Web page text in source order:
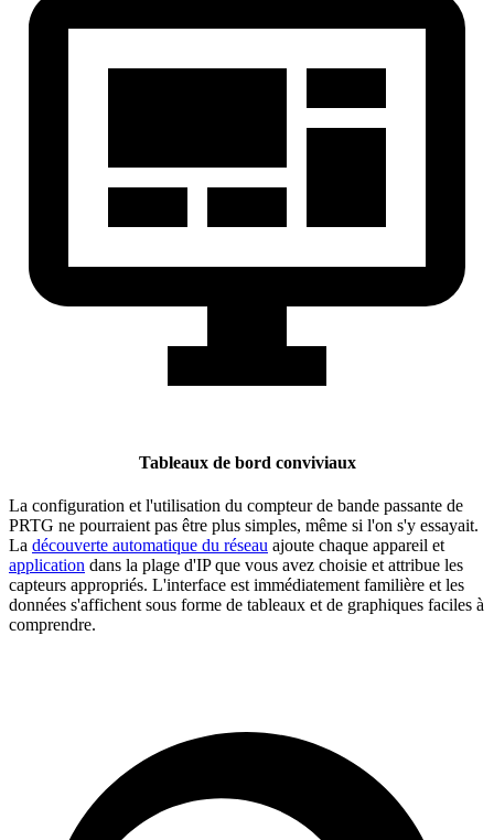
Tableaux de bord conviviaux
La configuration et l'utilisation du compteur de bande passante de
PRTG ne pourraient pas être plus simples, même si l'on s'y essayait.
La découverte automatique du réseau ajoute chaque appareil et
application dans la plage d'IP que vous avez choisie et attribue les
capteurs appropriés. L'interface est immédiatement familière et les
données s'affichent sous forme de tableaux et de graphiques faciles à
comprendre.